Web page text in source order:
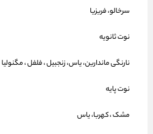
سرخالو، فریزیا
نوت ثانویه
نارنگی ماندارین، یاس، زنجبیل ، فلفل ، مگنولیا
نوت پایه
مشک ، کهربا، یاس